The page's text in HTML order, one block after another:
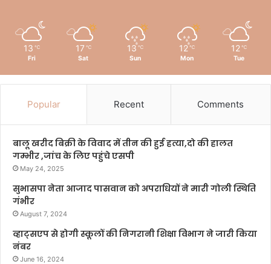
13 ℃
Fri
17 ℃
Sat
13 ℃
Sun
12 ℃
Mon
12 ℃
Tue
Popular Recent Comments
बालू खरीद बिक्री के विवाद में तीन की हुई हत्या,दो की हालत
गम्भीर ,जांच के लिए पहुंचे एसपी
May 24, 2025
सुभासपा नेता आजाद पासवान को अपराधियों ने मारी गोली स्थिति
गंभीर
August 7, 2024
व्हाट्सएप से होगी स्कूलों की निगरानी शिक्षा विभाग ने जारी किया
नंबर
June 16, 2024